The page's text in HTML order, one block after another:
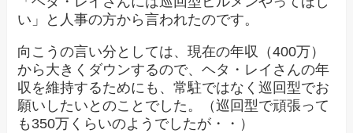
い」と人事の方から言われたのです。
向こうの言い分としては、現在の年収（400万）
から大きくダウンするので、ヘタ・レイさんの年
収を維持するためにも、常駐ではなく巡回型でお
願いしたいとのことでした。（巡回型で頑張って
も350万くらいのようでしたが・・）